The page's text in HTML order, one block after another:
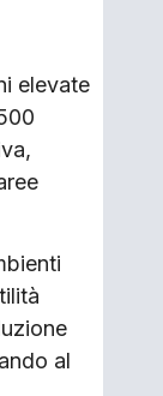
elevate
al